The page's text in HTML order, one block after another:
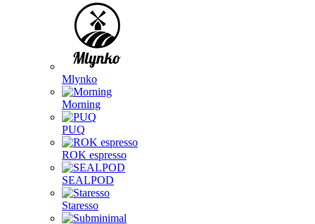
Mlynko
Morning
PUQ
ROK espresso
SEALPOD
Staresso